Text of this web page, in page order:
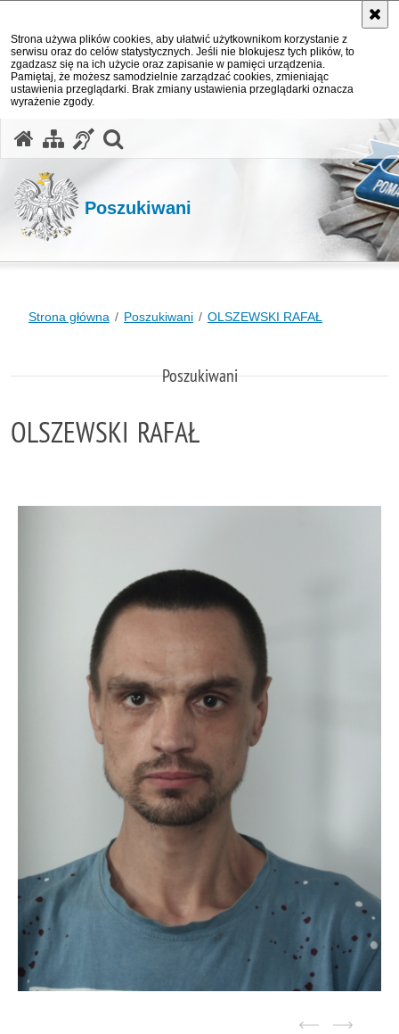
Strona używa plików cookies, aby ułatwić użytkownikom korzystanie z
serwisu oraz do celów statystycznych. Jeśli nie blokujesz tych plików, to
zgadzasz się na ich użycie oraz zapisanie w pamięci urządzenia.
Pamiętaj, że możesz samodzielnie zarządzać cookies, zmieniając
ustawienia przeglądarki. Brak zmiany ustawienia przeglądarki oznacza
wyrażenie zgody.
Poszukiwani
Strona główna Poszukiwani OLSZEWSKI RAFAŁ
Poszukiwani
OLSZEWSKI RAFAŁ